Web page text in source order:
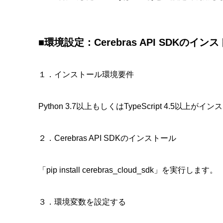
■環境設定：Cerebras API SDKのインス
１．インストール環境要件
Python 3.7以上もしくはTypeScript 4.5以上がイン
２．Cerebras API SDKのインストール
「pip install cerebras_cloud_sdk」を実行します。
３．環境変数を設定する